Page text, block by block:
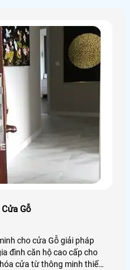
người sử dụng quan sát
điện thoại.
Gỗ
cho cửa Gỗ giải pháp
đình căn hộ cao cấp cho
cửa từ thông minh thiết